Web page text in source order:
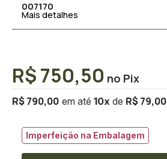
007170
Mais detalhes
R$ 790,00 10x R$ 79,00
R$ 750,50
Imperfeição na Embalagem